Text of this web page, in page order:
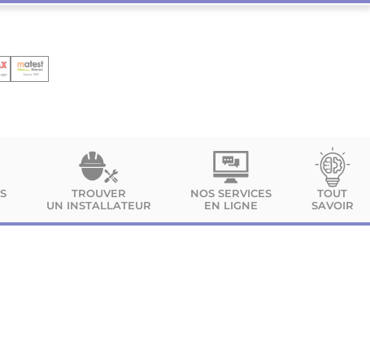
TROUVER
UN INSTALLATEUR
NOS SERVICES
EN LIGNE
TOUT
SAVOIR